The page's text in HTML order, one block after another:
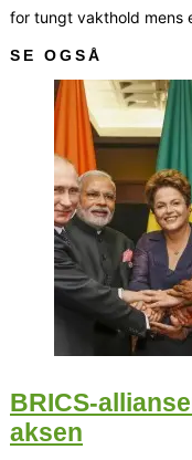
for tungt vakthold mens
SE OGSÅ
BRICS-
aksen